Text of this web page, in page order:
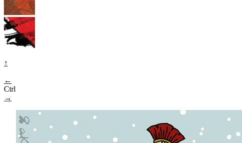
↑
←
Ctrl
→